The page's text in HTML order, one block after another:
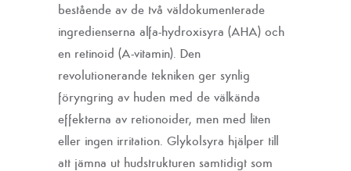
bestående av de två väldokumenterade
ingredienserna alfa-hydroxisyra (AHA) och
en retinoid (A-vitamin). Den
revolutionerande tekniken ger synlig
föryngring av huden med de välkända
effekterna av retionoider, men med liten
eller ingen irritation. Glykolsyra hjälper till
att jämna ut hudstrukturen samtidigt som